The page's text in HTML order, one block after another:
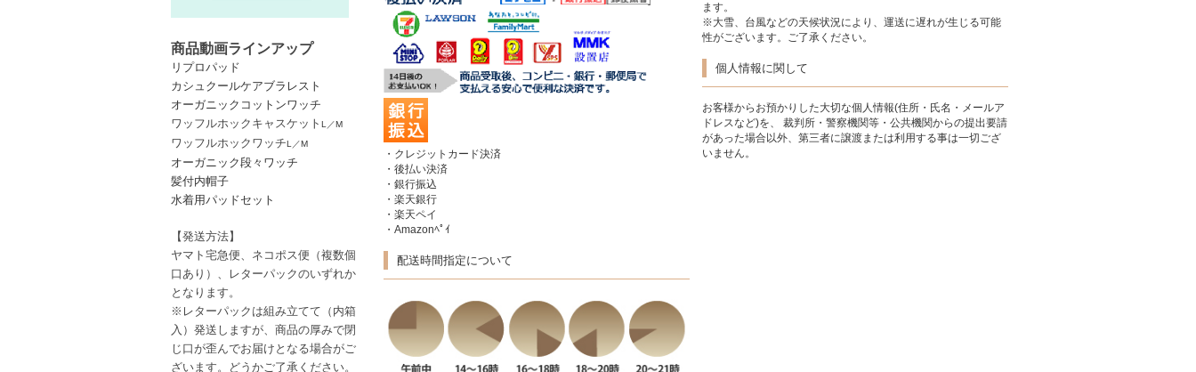
・クレジットカード決済
・後払い決済
・銀行振込
・楽天銀行
・楽天ペイ
・Amazonﾍﾟｲ
配送時間指定について
ます。
※大雪、台風などの天候状況により、運送に遅れが生じる可能
性がございます。ご了承ください。
個人情報に関して
お客様からお預かりした大切な個人情報(住所・氏名・メールア
ドレスなど)を、 裁判所・警察機関等・公共機関からの提出要請
があった場合以外、第三者に譲渡または利用する事は一切ござ
いません。
商品動画ラインアップ
リプロパッド
カシュクールケアブラレスト
オーガニックコットンワッチ
ワッフルホックキャスケット L ／M
ワッフルホックワッチL ／M
オーガニック段々ワッチ
髪付内帽子
水着用パッドセット
【発送方法】
ヤマト宅急便、ネコポス便 （複数個
口あり） 、レターパックのいずれか
となります。
※レターパックは組み立てて（内箱
入）発送しますが、商品の厚みで閉
じ口が歪んでお届けとなる場合がご
ざいます。どうかご了承ください。